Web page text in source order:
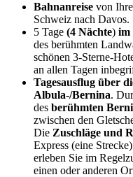
Bahnanreise von
Schweiz nach Davos.
5 Tage (4 Nächte) im
des berühmten
schönen 3-Sterne-
an allen Tagen
Tagesausflug über
Albula-/Bernina.
des berühmten
zwischen den
Die Zuschläge und
Express (eine
erleben Sie im
einen oder anderen